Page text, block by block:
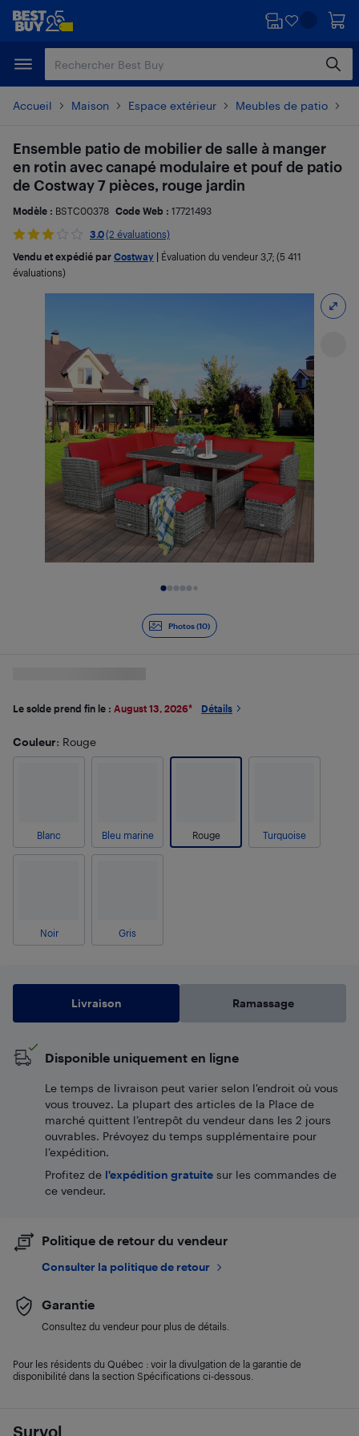
Passer
principal
Passer
Accueil Maison Espace extérieur Meubles de patio
Photos (10)
Survol
Ensemble patio de mobilier de salle à manger
en rotin avec canapé modulaire et pouf de patio
de Costway 7 pièces, rouge jardin
Modèle : BSTC00378 Code Web : 17721493
3.0(2 évaluations)
Vendu et expédié par Costway Évaluation du vendeur 3,7; (5 411
évaluations)
Le solde prend fin le : August 13, 2026* Détails
Couleur: Rouge
Blanc Bleu marine Rouge Turquoise
Noir Gris
Livraison Ramassage
Disponible uniquement en ligne
Le temps de livraison peut varier selon l'endroit où vous
vous trouvez. La plupart des articles de la Place de
marché quittent l’entrepôt du vendeur dans les 2 jours
ouvrables. Prévoyez du temps supplémentaire pour
l’expédition.
Profitez de l'expédition gratuite sur les commandes de
ce vendeur.
Politique de retour du vendeur
Consulter la politique de retour
Garantie
Consultez du vendeur pour plus de détails.
Pour les résidents du Québec : voir la divulgation de la garantie de
disponibilité dans la section Spécifications ci-dessous.